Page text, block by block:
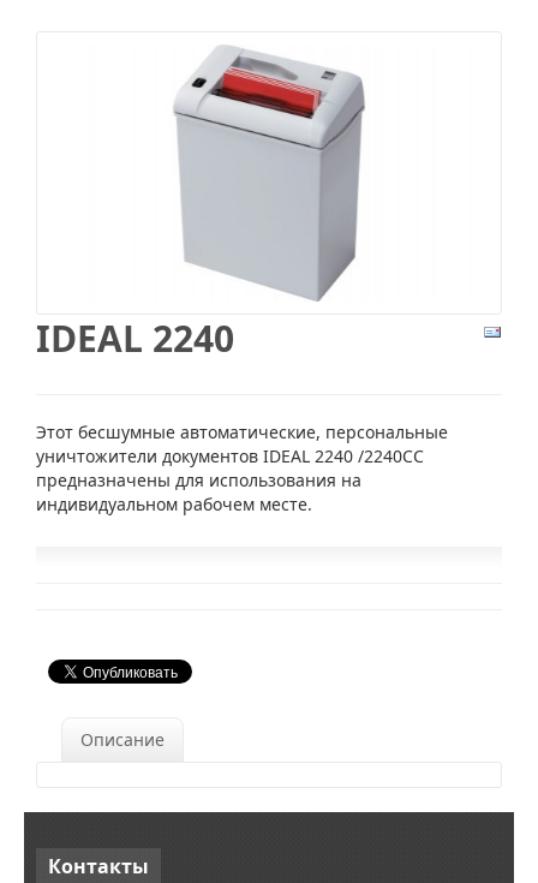
IDEAL 2240
Этот бесшумные автоматические, персональные
уничтожители документов IDEAL 2240 /2240СС
предназначены для использования на
индивидуальном рабочем месте.
Описание
Контакты